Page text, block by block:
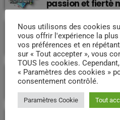
passion et fierté
Don Miguel :
le dancehall
connu une telle
Fort-de-France :
martiniquaise ?
Nous utilisons des cookies
vous offrir l'expérience la
vos préférences et en
sur « Tout accepter », vous
TOUS les cookies.
« Paramètres des cookies »
consentement contrôlé.
Paramètres Cookie Tout